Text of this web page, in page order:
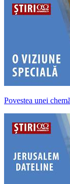
Povestea unei